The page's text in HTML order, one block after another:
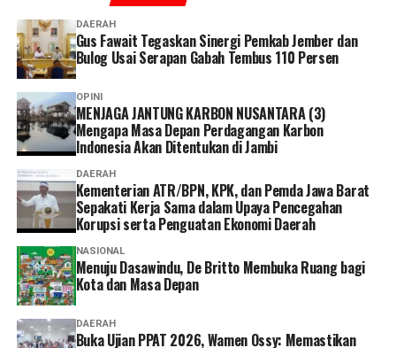
dan tata ruang; mendorong implementasi sembilan
paket kerja sama sesuai potensi masing-masing daerah;
memperkuat koordinasi antara Pemda, Kementerian
ATR/BPN, dan KPK; serta menindaklanjuti komitmen
kerja sama melalui program kolaboratif dan aksi nyata
secara transparan dan juga akuntabel. (*)
Ujian PPAT tahun 2026 akan berlangsung pada tanggal
yang berbeda-beda tergantung lokasi penyelenggaraan.
Di BPSDM Kementerian ATR/BPN, ujian akan
berlangsung pada 3-5 Agustus dan diikuti oleh 2.482
peserta. Kemudian, di Universitas Al-Azhar Indonesia,
Jakarta, ujian akan diikuti oleh 2.397 orang pada 11-13
Agustus 2026, sedangkan di Politeknik Agraria STPN,
D.I. Yogyakarta diikuti 3.007 orang pada 18-20 Agustus
2026.
Dalam acara Pembukaan Ujian PPAT Tahun 2026 ini,
Wamen Ossy turut didampingi oleh Kepala BPSDM,
Agustyarsyah; Direktur Pengaturan Pendaftaran Tanah
Ketua Umum IPPAT, Hapendi Harahap. Acara
DAERAH
Gus Fawait Tegaskan Sinergi Pemkab Jember dan
Bulog Usai Serapan Gabah Tembus 110 Persen
OPINI
MENJAGA JANTUNG KARBON NUSANTARA (3)
Mengapa Masa Depan Perdagangan Karbon
Indonesia Akan Ditentukan di Jambi
DAERAH
Kementerian ATR/BPN, KPK, dan Pemda Jawa Barat
Sepakati Kerja Sama dalam Upaya Pencegahan
Korupsi serta Penguatan Ekonomi Daerah
NASIONAL
Menuju Dasawindu, De Britto Membuka Ruang bagi
Kota dan Masa Depan
DAERAH
Buka Ujian PPAT 2026, Wamen Ossy: Memastikan